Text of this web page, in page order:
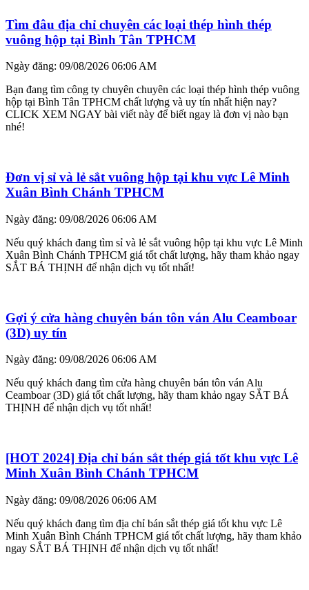
Tìm đâu địa chỉ chuyên các loại thép hình thép
vuông hộp tại Bình Tân TPHCM
Ngày đăng: 09/08/2026 06:06 AM
Bạn đang tìm công ty chuyên chuyên các loại thép hình thép vuông
hộp tại Bình Tân TPHCM chất lượng và uy tín nhất hiện nay?
CLICK XEM NGAY bài viết này để biết ngay là đơn vị nào bạn
nhé!
Đơn vị sỉ và lẻ sắt vuông hộp tại khu vực Lê Minh
Xuân Bình Chánh TPHCM
Ngày đăng: 09/08/2026 06:06 AM
Nếu quý khách đang tìm sỉ và lẻ sắt vuông hộp tại khu vực Lê Minh
Xuân Bình Chánh TPHCM giá tốt chất lượng, hãy tham khảo ngay
SẮT BÁ THỊNH để nhận dịch vụ tốt nhất!
Gợi ý cửa hàng chuyên bán tôn ván Alu Ceamboar
(3D) uy tín
Ngày đăng: 09/08/2026 06:06 AM
Nếu quý khách đang tìm cửa hàng chuyên bán tôn ván Alu
Ceamboar (3D) giá tốt chất lượng, hãy tham khảo ngay SẮT BÁ
THỊNH để nhận dịch vụ tốt nhất!
[HOT 2024] Địa chỉ bán sắt thép giá tốt khu vực Lê
Minh Xuân Bình Chánh TPHCM
Ngày đăng: 09/08/2026 06:06 AM
Nếu quý khách đang tìm địa chỉ bán sắt thép giá tốt khu vực Lê
Minh Xuân Bình Chánh TPHCM giá tốt chất lượng, hãy tham khảo
ngay SẮT BÁ THỊNH để nhận dịch vụ tốt nhất!